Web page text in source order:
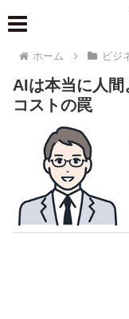
ホーム ビジ
AIは本当に人
コストの罠